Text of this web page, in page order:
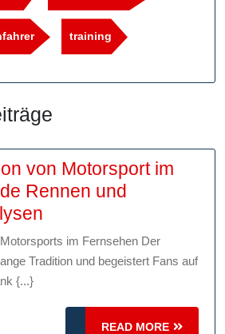
training
von Motorsport im
Rennen und
Faszination
von
im Fernsehen Der
Tradition und begeistert Fans auf
{...}
READ MORE
READ